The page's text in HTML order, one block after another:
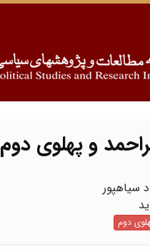
و پهلوی دوم
سیاهپور
دوم